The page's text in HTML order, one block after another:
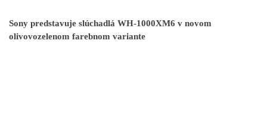
Sony predstavuje slúchadlá WH-1000XM6 v novom
olivovozelenom farebnom variante